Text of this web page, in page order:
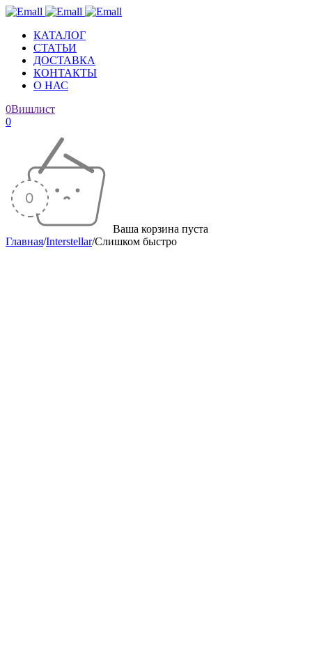
КАТАЛОГ
СТАТЬИ
ДОСТАВКА
КОНТАКТЫ
О НАС
0Вишлист
0
Ваша корзина пуста
Главная/Interstellar/Слишком быстро